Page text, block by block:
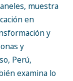
muestra
en
y
y
Perú,
examina lo